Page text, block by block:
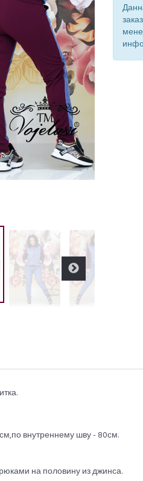
внутреннему шву - 80см.
на половину из джинса.